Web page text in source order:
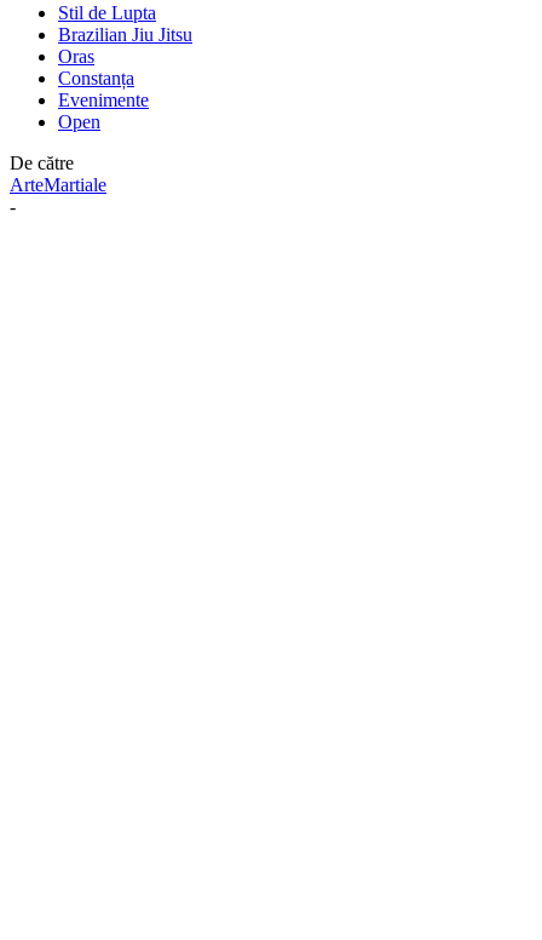
Stil de Lupta
Brazilian Jiu Jitsu
Oras
Constanța
Evenimente
Open
De către
ArteMartiale
-